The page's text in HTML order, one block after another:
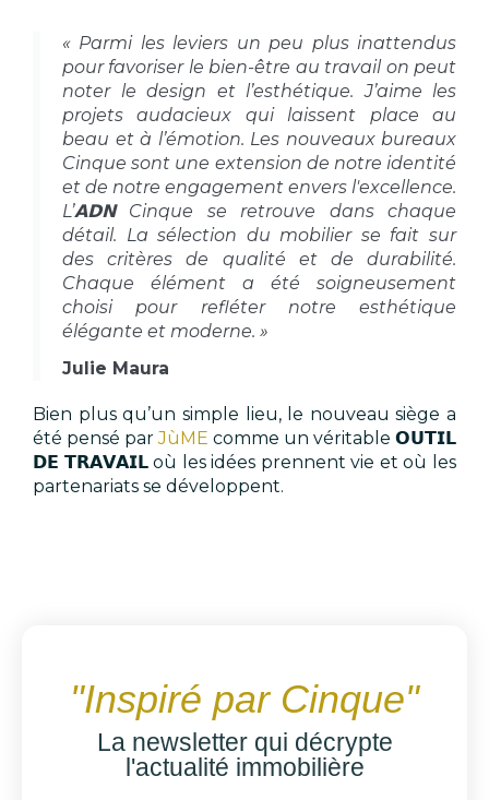
« Parmi les leviers un peu plus inattendus
pour favoriser le bien-être au travail on peut
noter le design et l’esthétique. J’aime les
projets audacieux qui laissent place au
beau et à l’émotion. Les nouveaux bureaux
Cinque sont une extension de notre identité
et de notre engagement envers l'excellence.
L’𝗔𝗗𝗡 Cinque se retrouve dans chaque
détail. La sélection du mobilier se fait sur
des critères de qualité et de durabilité.
Chaque élément a été soigneusement
choisi pour refléter notre esthétique
élégante et moderne. »
Julie Maura
Bien plus qu’un simple lieu, le nouveau siège a
été pensé parJùME comme un véritable 𝗢𝗨𝗧𝗜𝗟
𝗗𝗘 𝗧𝗥𝗔𝗩𝗔𝗜𝗟 où les idées prennent vie et où les
partenariats se développent.
"Inspiré par Cinque"
La newsletter qui décrypte
l'actualité immobilière